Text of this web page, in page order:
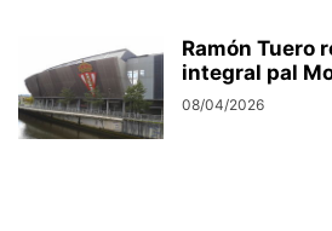
Ramón Tuero
integral pal
08/04/2026